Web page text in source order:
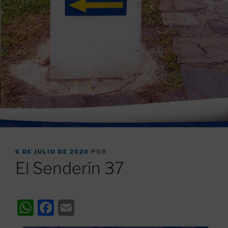
PUBLICADO
6 DE JULIO DE 2020 POR
El Senderín 37
W
h
F
a m